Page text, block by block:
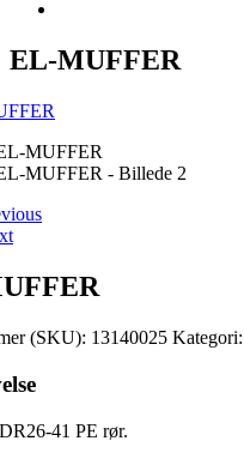
EL-MUFFER
(SKU): 13140025 Kategori:
41 PE rør.